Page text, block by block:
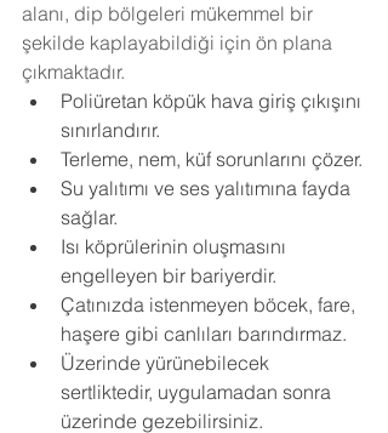
alanı, dip bölgeleri mükemmel bir
şekilde kaplayabildiği için ön plana
çıkmaktadır.
Poliüretan köpük hava giriş çıkışını
sınırlandırır.
Terleme, nem, küf sorunlarını çözer.
Su yalıtımı ve ses yalıtımına fayda
sağlar.
Isı köprülerinin oluşmasını
engelleyen bir bariyerdir.
Çatınızda istenmeyen böcek, fare,
haşere gibi canlıları barındırmaz.
Üzerinde yürünebilecek
sertliktedir, uygulamadan sonra
üzerinde gezebilirsiniz.